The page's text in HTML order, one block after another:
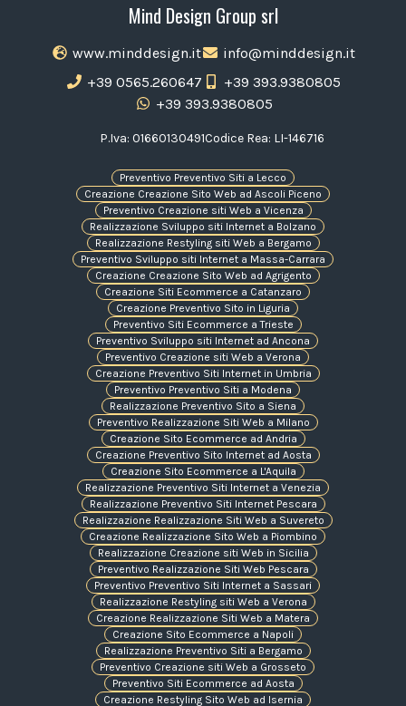
Mind Design Group srl
www.minddesign.it
info@minddesign.it
+39 0565.260647
+39 393.9380805
+39 393.9380805
P.Iva: 01660130491Codice Rea: LI-146716
Preventivo Preventivo Siti a Lecco
Creazione Creazione Sito Web ad Ascoli Piceno
Preventivo Creazione siti Web a Vicenza
Realizzazione Sviluppo siti Internet a Bolzano
Realizzazione Restyling siti Web a Bergamo
Preventivo Sviluppo siti Internet a Massa-Carrara
Creazione Creazione Sito Web ad Agrigento
Creazione Siti Ecommerce a Catanzaro
Creazione Preventivo Sito in Liguria
Preventivo Siti Ecommerce a Trieste
Preventivo Sviluppo siti Internet ad Ancona
Preventivo Creazione siti Web a Verona
Creazione Preventivo Siti Internet in Umbria
Preventivo Preventivo Siti a Modena
Realizzazione Preventivo Sito a Siena
Preventivo Realizzazione Siti Web a Milano
Creazione Sito Ecommerce ad Andria
Creazione Preventivo Sito Internet ad Aosta
Creazione Sito Ecommerce a L'Aquila
Realizzazione Preventivo Siti Internet a Venezia
Realizzazione Preventivo Siti Internet Pescara
Realizzazione Realizzazione Siti Web a Suvereto
Creazione Realizzazione Sito Web a Piombino
Realizzazione Creazione siti Web in Sicilia
Preventivo Realizzazione Siti Web Pescara
Preventivo Preventivo Siti Internet a Sassari
Realizzazione Restyling siti Web a Verona
Creazione Realizzazione Siti Web a Matera
Creazione Sito Ecommerce a Napoli
Realizzazione Preventivo Siti a Bergamo
Preventivo Creazione siti Web a Grosseto
Preventivo Siti Ecommerce ad Aosta
Creazione Restyling Sito Web ad Isernia